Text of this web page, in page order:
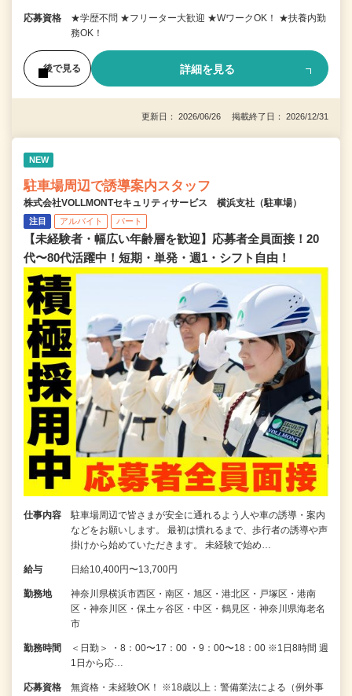
応募資格
★学歴不問 ★フリーター大歓迎 ★WワークOK！ ★扶養内勤
務OK！
後で見る 詳細を見る
更新日： 2026/06/26 掲載終了日： 2026/12/31
NEW
駐車場周辺で誘導案内スタッフ
株式会社VOLLMONTセキュリティサービス 横浜支社（駐車場）
注目 アルバイト パート
【未経験者・幅広い年齢層を歓迎】応募者全員面接！20
代〜80代活躍中！短期・単発・週1・シフト自由！
仕事内容
駐車場周辺で皆さまが安全に通れるよう人や車の誘導・案内
などをお願いします。 最初は慣れるまで、歩行者の誘導や声
掛けから始めていただきます。 未経験で始め…
給与 日給10,400円〜13,700円
勤務地
神奈川県横浜市西区・南区・旭区・港北区・戸塚区・港南
区・神奈川区・保土ヶ谷区・中区・鶴見区・神奈川県海老名
市
勤務時間
＜日勤＞ ・8：00〜17：00 ・9：00〜18：00 ※1日8時間 週
1日から応…
応募資格
無資格・未経験OK！ ※18歳以上：警備業法による（例外事